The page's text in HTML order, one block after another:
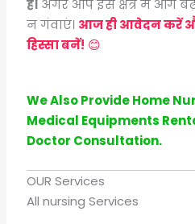
है। अगर आप इस क्षेत्र में आगे
न गंवाएं। आज ही आवेदन करें
हिस्सा बनें! 😊
We Also Provide Home
Medical Equipments
Doctor Consultation.
OUR Services
All nursing